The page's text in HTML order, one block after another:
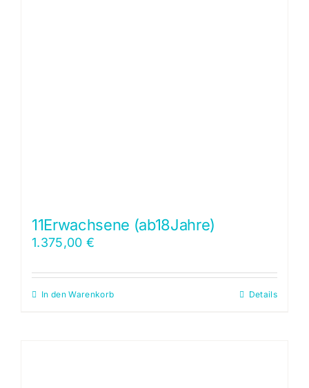
11Erwachsene (ab18Jahre)
1.375,00 €
In den Warenkorb Details